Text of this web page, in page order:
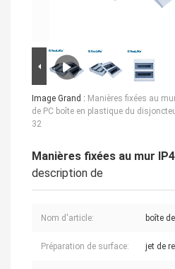
Image Grand : Manières fixées au
de PC boîte en plastique du
32
Manières fixées au mur
description de
Nom d'article: boîte
Préparation de surface: jet de